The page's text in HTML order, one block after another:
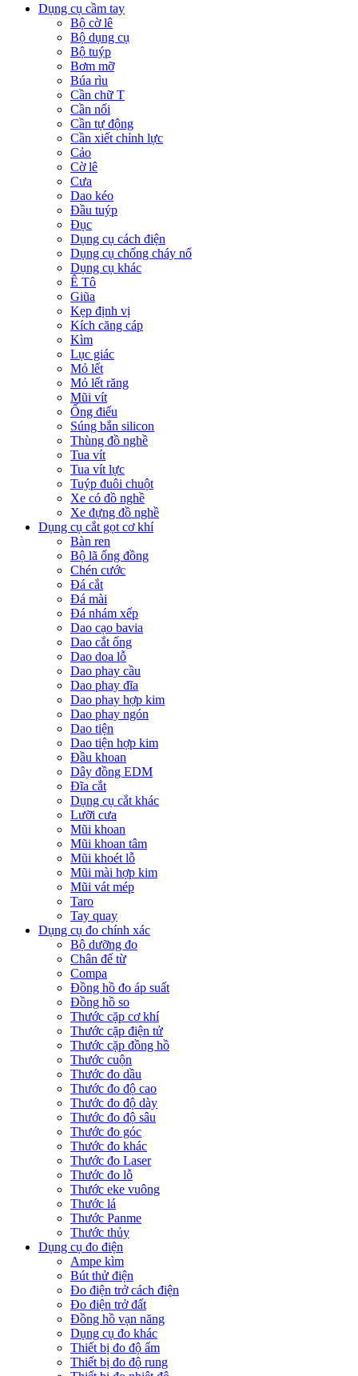
Dụng cụ cầm tay
Bộ cờ lê
Bộ dụng cụ
Bộ tuýp
Bơm mỡ
Búa rìu
Cần chữ T
Cần nối
Cần tự động
Cần xiết chỉnh lực
Cảo
Cờ lê
Cưa
Dao kéo
Đầu tuýp
Đục
Dụng cụ cách điện
Dụng cụ chống cháy nổ
Dụng cụ khác
Ê Tô
Giũa
Kẹp định vị
Kích căng cáp
Kìm
Lục giác
Mỏ lết
Mỏ lết răng
Mũi vít
Ống điếu
Súng bắn silicon
Thùng đồ nghề
Tua vít
Tua vít lực
Tuýp đuôi chuột
Xe có đồ nghề
Xe đựng đồ nghề
Dụng cụ cắt gọt cơ khí
Bàn ren
Bộ lã ống đồng
Chén cước
Đá cắt
Đá mài
Đá nhám xếp
Dao cạo bavia
Dao cắt ống
Dao doa lỗ
Dao phay cầu
Dao phay đĩa
Dao phay hợp kim
Dao phay ngón
Dao tiện
Dao tiện hợp kim
Đầu khoan
Dây đồng EDM
Đĩa cắt
Dụng cụ cắt khác
Lưỡi cưa
Mũi khoan
Mũi khoan tâm
Mũi khoét lỗ
Mũi mài hợp kim
Mũi vát mép
Taro
Tay quay
Dụng cụ đo chính xác
Bộ dưỡng đo
Chân đế từ
Compa
Đồng hồ đo áp suất
Đồng hồ so
Thước cặp cơ khí
Thước cặp điện tử
Thước cặp đồng hồ
Thước cuộn
Thước đo dầu
Thước đo độ cao
Thước đo độ dày
Thước đo độ sâu
Thước đo góc
Thước đo khác
Thước đo Laser
Thước đo lỗ
Thước eke vuông
Thước lá
Thước Panme
Thước thủy
Dụng cụ đo điện
Ampe kìm
Bút thử điện
Đo điện trở cách điện
Đo điện trở đất
Đồng hồ vạn năng
Dụng cụ đo khác
Thiết bị đo độ ẩm
Thiết bị đo độ rung